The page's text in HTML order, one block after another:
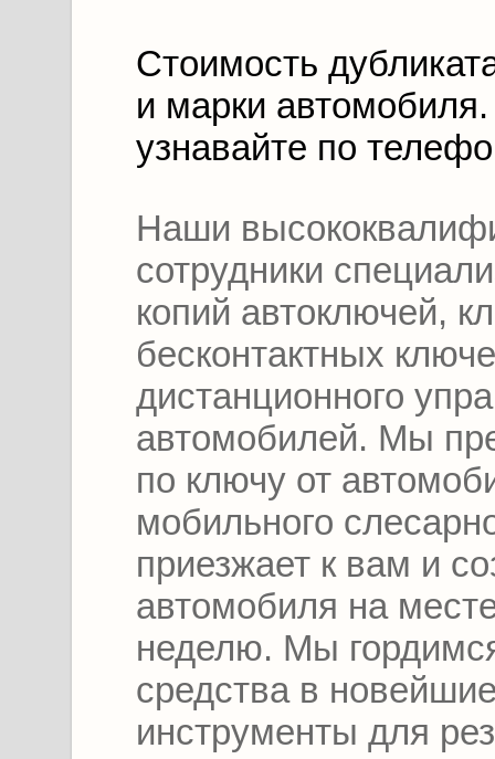
Стоимость
и марки
узнавайте по
Наши
сотрудники
копий автоключей,
бесконтактных
дистанционного
автомобилей. Мы
по ключу от
мобильного
приезжает к вам и
автомобиля на
неделю. Мы
средства в
инструменты для